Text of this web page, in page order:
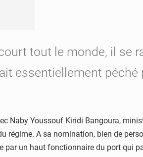
tout le monde, il se
essentiellement
Naby Youssouf Kiridi Bangoura,
régime. A sa nomination, bien de
par un haut fonctionnaire du port qui